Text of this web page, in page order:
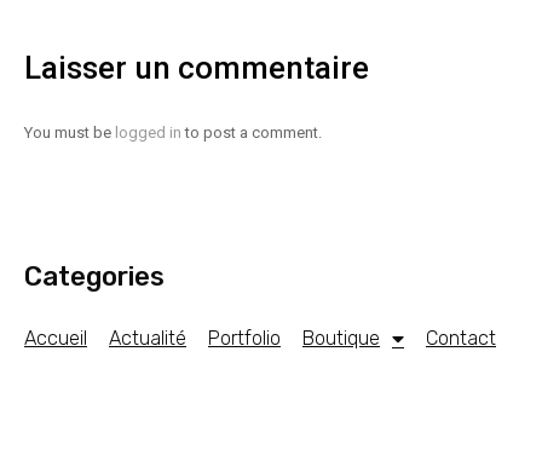
Laisser un commentaire
You must be logged in to post a comment.
Categories
Accueil Actualité Portfolio Boutique Contact